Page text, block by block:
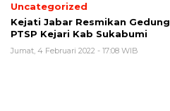
Uncategorized
Kejati Jabar Resmikan Gedung
PTSP Kejari Kab Sukabumi
Jumat, 4 Februari 2022 - 17:08 WIB